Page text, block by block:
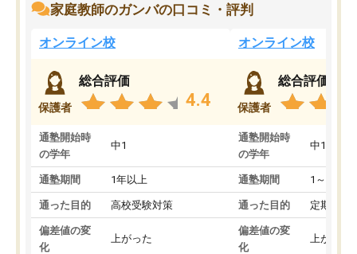
家庭教師のガンバの口コミ・評判
オンライン校
保護者
総合評価
4.4
通塾開始時
の学年
中1
通塾期間 1年以上
通った目的 高校受験対策
偏差値の変
化
上がった
オンライン校
保護者
総合評価
通塾開始時
の学年
中1
通塾期間 1～3ヵ月
通った目的 定期テス
偏差値の変
化
上がった